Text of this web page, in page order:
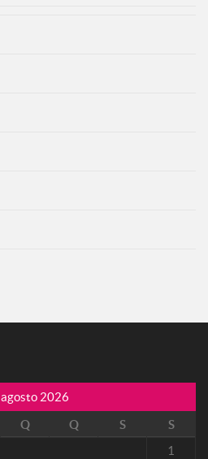
agosto 2026
Q Q S
S
1